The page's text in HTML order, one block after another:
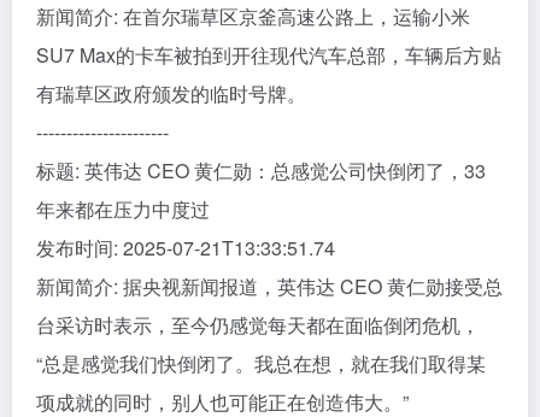
新闻简介: 在首尔瑞草区京釜高速公路上，运输小米
SU7 Max的卡车被拍到开往现代汽车总部，车辆后方贴
有瑞草区政府颁发的临时号牌。
----------------------
标题: 英伟达 CEO 黄仁勋：总感觉公司快倒闭了，33
年来都在压力中度过
发布时间: 2025-07-21T13:33:51.74
新闻简介: 据央视新闻报道，英伟达 CEO 黄仁勋接受总
台采访时表示，至今仍感觉每天都在面临倒闭危机，
“总是感觉我们快倒闭了。我总在想，就在我们取得某
项成就的同时，别人也可能正在创造伟大。”